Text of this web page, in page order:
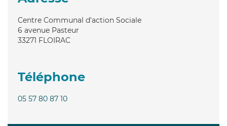
Centre Communal d'action Sociale
6 avenue Pasteur
33271 FLOIRAC
Téléphone
05 57 80 87 10